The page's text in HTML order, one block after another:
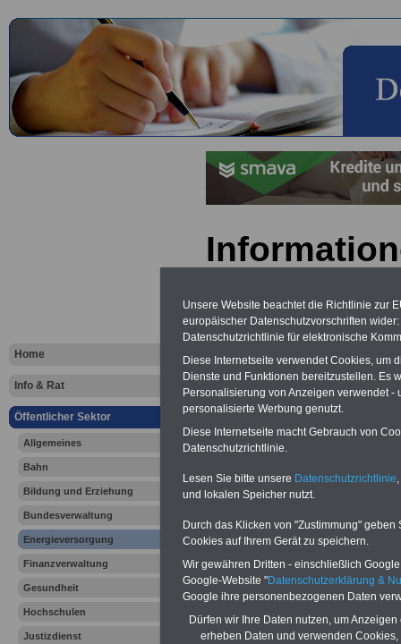
Home
Info & Rat
Öffentlicher Sektor
Allgemeines
Bahn
Bildung und Erziehung
Bundesverwaltung
Energieversorgung
Finanzverwaltung
Gesundheit
Hochschulen
Justizdienst
Vorteile für den
öffentlichen Dienst
Vergleichen und sparen:
Berufsunfähigkeitsabsicherung
-Krankenzusatzversicherung-
Online-Vergleich Gesetzliche
Zahnzusatzversicherung
Ihr
den Fall der
Leben
Unsere Website beachtet die Richtlinie zur
europäischer Datenschutzvorschriften
Datenschutzrichtlinie für elektronische
Diese Internetseite verwendet Cookies, um
Dienste und Funktionen bereitzustellen. Es
Personalisierung von Anzeigen verwendet
personalisierte Werbung genutzt.
Diese Internetseite macht Gebrauch von
Datenschutzrichtlinie.
Lesen Sie bitte unsere Datenschutzrichtlinie
und lokalen Speicher nutzt.
Durch das Klicken von "Zustimmung"
Cookies auf Ihrem Gerät zu speichern.
Wir gewähren Dritten - einschließlich
Google-Website "Datenschutzerklärung &
Google ihre personenbezogenen Daten
Dürfen wir Ihre Daten nutzen, um
erheben Daten und verwenden